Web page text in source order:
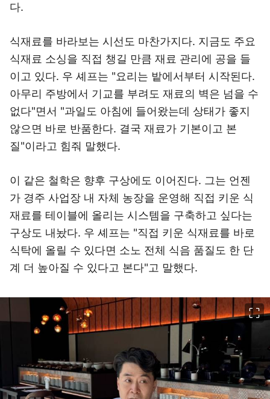
다.
식재료를 바라보는 시선도 마찬가지다. 지금도 주요
식재료 소싱을 직접 챙길 만큼 재료 관리에 공을 들
이고 있다. 우 셰프는 "요리는 밭에서부터 시작된다.
아무리 주방에서 기교를 부려도 재료의 벽은 넘을 수
없다"면서 "과일도 아침에 들어왔는데 상태가 좋지
않으면 바로 반품한다. 결국 재료가 기본이고 본
질"이라고 힘줘 말했다.
이 같은 철학은 향후 구상에도 이어진다. 그는 언젠
가 경주 사업장 내 자체 농장을 운영해 직접 키운 식
재료를 테이블에 올리는 시스템을 구축하고 싶다는
구상도 내놨다. 우 셰프는 "직접 키운 식재료를 바로
식탁에 올릴 수 있다면 소노 전체 식음 품질도 한 단
계 더 높아질 수 있다고 본다"고 말했다.